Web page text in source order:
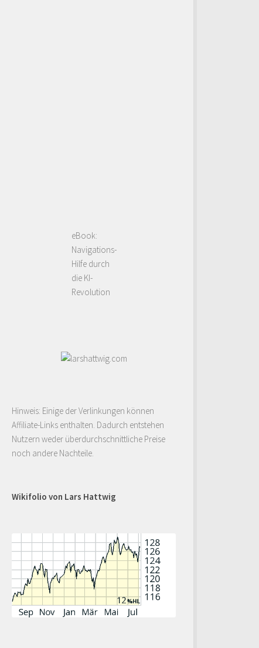
eBook:
Navigations-
Hilfe durch
die KI-
Revolution
Hinweis: Einige der Verlinkungen können
Affiliate-Links enthalten. Dadurch entstehen
Nutzern weder überdurchschnittliche Preise
noch andere Nachteile.
Wikifolio von Lars Hattwig